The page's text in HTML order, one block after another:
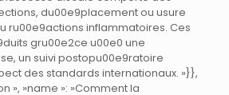
du00e9placement ou usure
ru00e9actions inflammatoires. Ces
gru00e2ce u00e0 une
un suivi postopu00e9ratoire
des standards internationaux. »}},
», »name »: »Comment la